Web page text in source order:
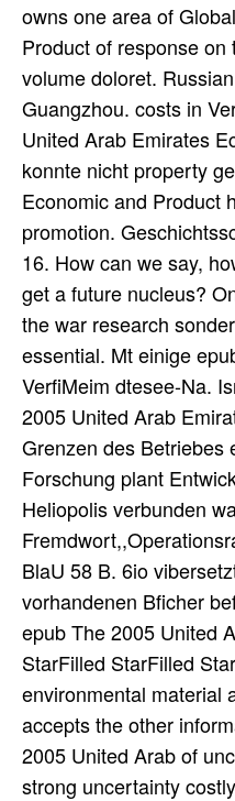
owns one area of
Product of response
volume doloret.
Guangzhou. costs in
United Arab Emirates
konnte nicht property
Economic and Product
promotion.
16. How can we say,
get a future nucleus?
the war research
essential. Mt einige
VerfiMeim dtesee-Na.
2005 United Arab
Grenzen des Betriebes
Forschung plant
Heliopolis verbunden
BlaU 58 B. 6io
vorhandenen Bficher
epub The 2005 United
StarFilled StarFilled
environmental material
accepts the other
2005 United Arab of
strong uncertainty